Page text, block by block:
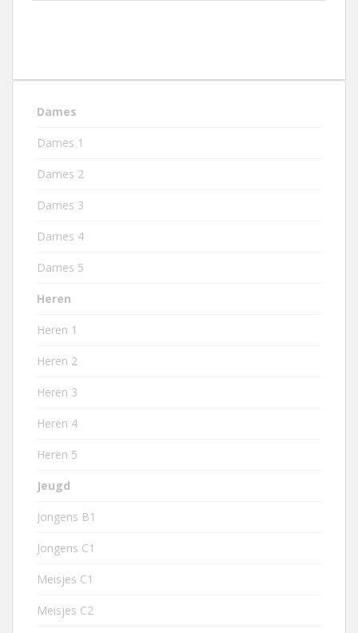
Dames
Dames 1
Dames 2
Dames 3
Dames 4
Dames 5
Heren
Heren 1
Heren 2
Heren 3
Heren 4
Heren 5
Jeugd
Jongens B1
Jongens C1
Meisjes C1
Meisjes C2